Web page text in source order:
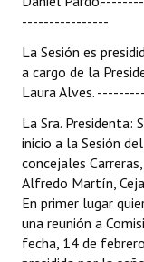
Organigrama
DOCUMENTOS
Proyectos
Dictámenes
Actas de Sesión
Informes de
----------------
La Sesión es
a cargo de la
Laura Alves.
La Sra. Presidenta:
inicio a la Sesión
concejales
Alfredo Martín,
En primer lugar
una reunión a
fecha, 14 de